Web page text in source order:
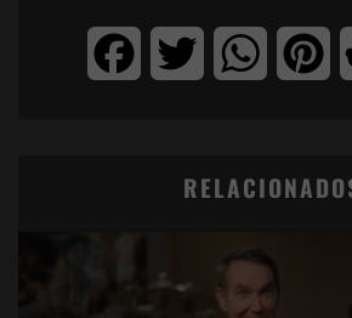
FacebookTwitter